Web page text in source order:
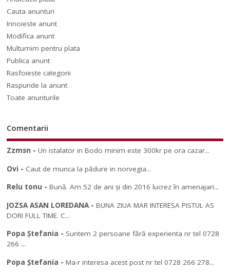
Cauta anunturi
Innoieste anunt
Modifica anunt
Multumim pentru plata
Publica anunt
Rasfoieste categorii
Raspunde la anunt
Toate anunturile
Comentarii
Zzmsn -Un istalator in Bodo minim este 300kr pe ora cazar...
Ovi - Caut de munca la pădure in norvegia...
Relu tonu -Bună. Am 52 de ani și din 2016 lucrez în amenajari...
JOZSA ASAN LOREDANA-BUNA ZIUA MAR INTERESA PISTUL AS
DORI FULL TIME. C...
Popa Ștefania - Suntem 2 persoane fără experienta nr tel 0728
266 ...
Popa Ștefania -Ma-r interesa acest post nr tel 0728 266 278...